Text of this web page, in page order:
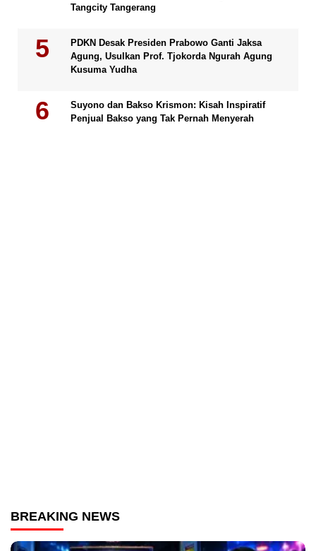
Tangcity Tangerang
PDKN Desak Presiden Prabowo Ganti Jaksa
Agung, Usulkan Prof. Tjokorda Ngurah Agung
Kusuma Yudha
Suyono dan Bakso Krismon: Kisah Inspiratif
Penjual Bakso yang Tak Pernah Menyerah
BREAKING NEWS